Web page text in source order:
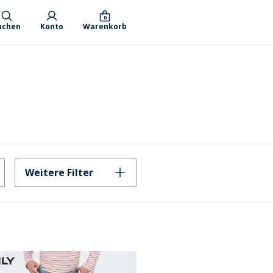
Konto Warenkorb
0
Weitere Filter